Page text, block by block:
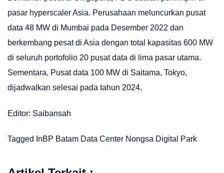
pasar hyperscaler Asia. Perusahaan meluncurkan pusat
data 48 MW di Mumbai pada Desember 2022 dan
berkembang pesat di Asia dengan total kapasitas 600 MW
di seluruh portofolio 20 pusat data di lima pasar utama.
Sementara, Pusat data 100 MW di Saitama, Tokyo,
dijadwalkan selesai pada tahun 2024.
Editor: Saibansah
Tagged InBP Batam Data Center Nongsa Digital Park